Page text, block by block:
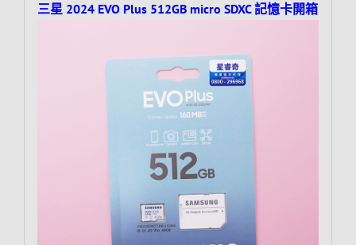
三星 2024 EVO Plus 512GB micro SDXC 記憶卡開箱